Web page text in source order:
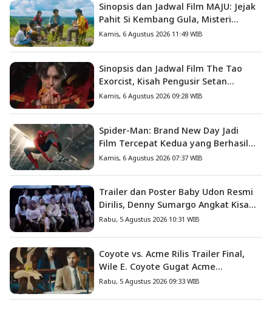
Sinopsis dan Jadwal Film MAJU: Jejak
Pahit Si Kembang Gula, Misteri
Hilangnya Bagas di Lokasi Jambore
Kamis, 6 Agustus 2026 11:49 WIB
Sinopsis dan Jadwal Film The Tao
Exorcist, Kisah Pengusir Setan
Melawan Kutukan Mematikan
Kamis, 6 Agustus 2026 09:28 WIB
Spider-Man: Brand New Day Jadi
Film Tercepat Kedua yang Berhasil
Tembus US$1 Miliar
Kamis, 6 Agustus 2026 07:37 WIB
Trailer dan Poster Baby Udon Resmi
Dirilis, Denny Sumargo Angkat Kisah
Nyata Fanny Kondoh
Rabu, 5 Agustus 2026 10:31 WIB
Coyote vs. Acme Rilis Trailer Final,
Wile E. Coyote Gugat Acme
Corporation ke Pengadilan
Rabu, 5 Agustus 2026 09:33 WIB